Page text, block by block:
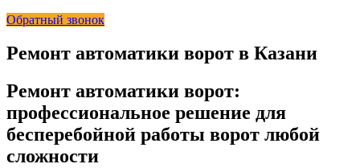
Обратный звонок
Ремонт автоматики ворот в Казани
Ремонт автоматики ворот:
профессиональное решение для
бесперебойной работы ворот любой
сложности